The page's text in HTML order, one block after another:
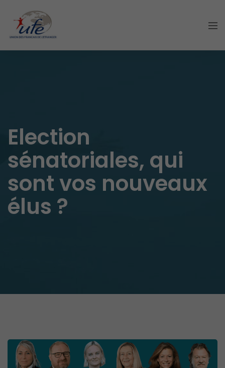
Election
sénatoriales, qui
sont vos nouveaux
élus ?